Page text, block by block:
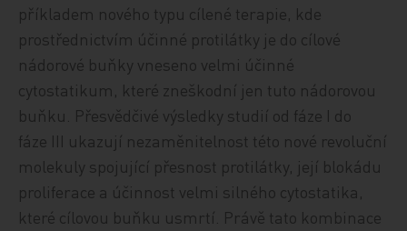
příkladem nového typu cílené terapie, kde
prostřednictvím účinné protilátky je do cílové
nádorové buňky vneseno velmi účinné
cytostatikum, které zneškodní jen tuto nádorovou
buňku. Přesvědčivé výsledky studií od fáze I do
fáze III ukazují nezaměnitelnost této nové revoluční
molekuly spojující přesnost protilátky, její blokádu
proliferace a účinnost velmi silného cytostatika,
které cílovou buňku usmrtí. Právě tato kombinace